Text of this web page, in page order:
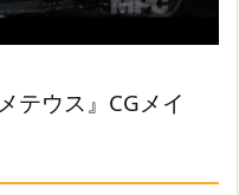
テウス』CGメイ